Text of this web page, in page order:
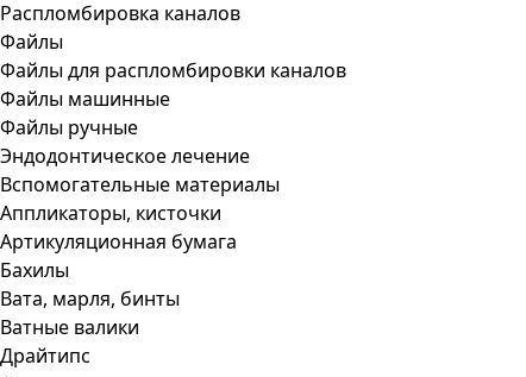
Распломбировка каналов
Файлы
Файлы для распломбировки каналов
Файлы машинные
Файлы ручные
Эндодонтическое лечение
Вспомогательные материалы
Аппликаторы, кисточки
Артикуляционная бумага
Бахилы
Вата, марля, бинты
Ватные валики
Драйтипс